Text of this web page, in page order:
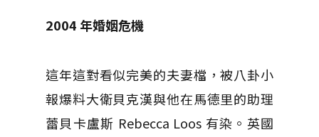
2004 年婚姻危機
這年這對看似完美的夫妻檔，被八卦小
報爆料大衛貝克漢與他在馬德里的助理
蕾貝卡盧斯 Rebecca Loos 有染。英國